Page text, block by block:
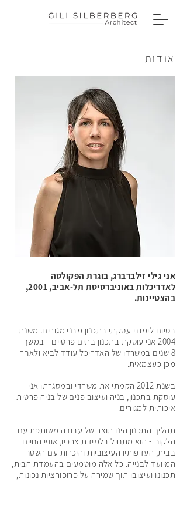
אודות
אני גילי זילברברג, בוגרת הפקולטה
לאדריכלות באוניברסיטת תל-אביב, 2001,
בהצטיינות.
בסיום לימודי עסקתי בתכנון מבני מגורים. משנת
2004 אני עוסקת בתכנון בתים פרטיים - במשך
8 שנים במשרדו של האדריכל עודד לביא ולאחר
מכן כעצמאית.
בשנת 2012 הקמתי את משרדי ובמסגרתו אני
עוסקת בתכנון, בניה ועיצוב פנים של בניה פרטית
איכותית למגורים.
תהליך התכנון הינו תוצר של עבודה משותפת עם
הלקוח - הוא מתחיל בלמידת צרכיו, אופי החיים
בבית, העדפותיו העיצוביות והיכרות עם השטח
המיועד לבנייה. כל אלה מוטמעים בהעמדת הבית,
תכנונו ועיצובו תוך שמירה על פרופורציות נכונות,
פונקציונליות ומתן תשומת לב לפרטים הקטנים.